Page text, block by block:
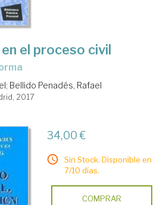
el proceso civil
; Bellido Penadés, Rafael
2017
34,00 €
Sin Stock. Disponible en
7/10 días.
COMPRAR